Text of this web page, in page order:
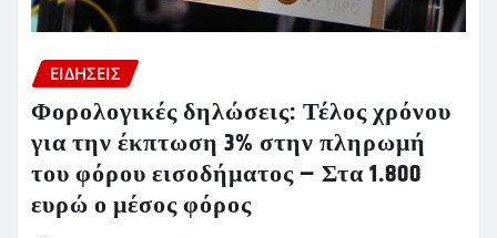
ΕΙΔΗΣΕΙΣ
Φορολογικές δηλώσεις: Τέλος χρόνου
για την έκπτωση 3% στην πληρωμή
του φόρου εισοδήματος – Στα 1.800
ευρώ ο μέσος φόρος